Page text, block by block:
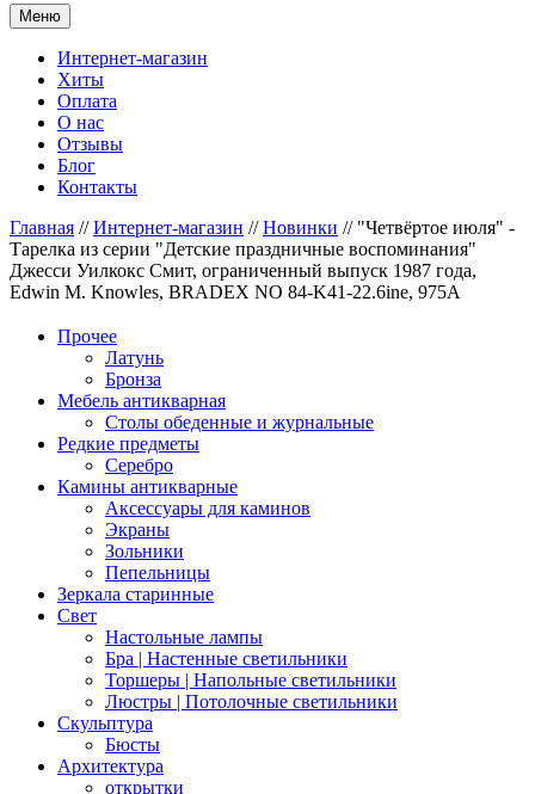
Меню
Интернет-магазин
Хиты
Оплата
О нас
Отзывы
Блог
Контакты
Главная //Интернет-магазин //Новинки // "Четвёртое июля" -
Тарелка из серии "Детские праздничные воспоминания"
Джесси Уилкокс Смит, ограниченный выпуск 1987 года,
Edwin M. Knowles, BRADEX NO 84-K41-22.6ine, 975A
Прочее
Латунь
Бронза
Мебель антикварная
Столы обеденные и журнальные
Редкие предметы
Серебро
Камины антикварные
Аксессуары для каминов
Экраны
Зольники
Пепельницы
Зеркала старинные
Свет
Настольные лампы
Бра | Настенные светильники
Торшеры | Напольные светильники
Люстры | Потолочные светильники
Скульптура
Бюсты
Архитектура
открытки